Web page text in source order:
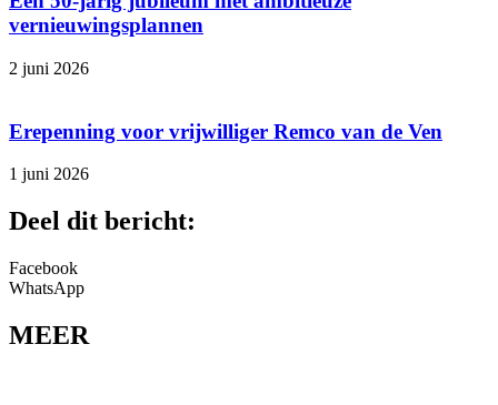
vernieuwingsplannen
2 juni 2026
Erepenning voor vrijwilliger Remco van de Ven
1 juni 2026
Deel dit bericht:
Facebook
WhatsApp
MEER